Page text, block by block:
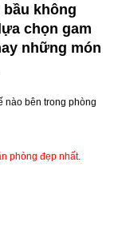
bầu không
chọn gam
những món
nào bên trong phòng
phòng đẹp nhất.